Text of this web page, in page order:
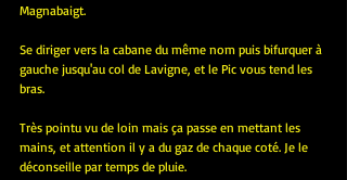
Magnabaigt.
Se diriger vers la cabane du même nom puis bifurquer à
gauche jusqu'au col de Lavigne, et le Pic vous tend les
bras.
Très pointu vu de loin mais ça passe en mettant les
mains, et attention il y a du gaz de chaque coté. Je le
déconseille par temps de pluie.